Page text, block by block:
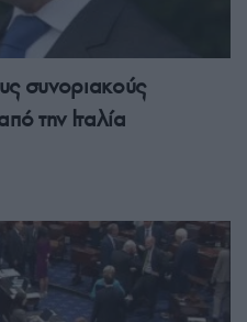
συνοριακούς
την Ιταλία